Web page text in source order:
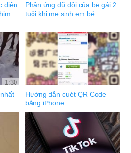
diện
Phản ứng dữ dội của bé gái 2
tuổi khi mẹ sinh em bé
1:30
Hướng dẫn quét QR Code
bằng iPhone